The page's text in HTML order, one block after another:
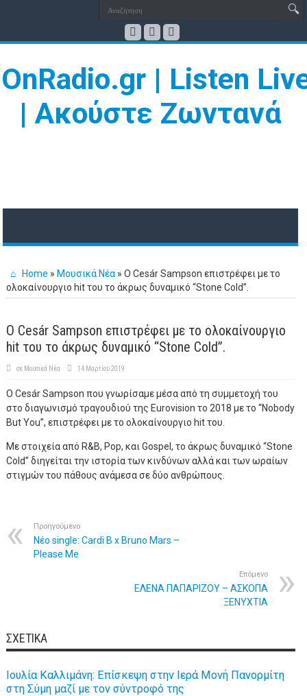
Home » Μουσικά Νέα » Ο Cesár Sampson επιστρέφει με το
ολοκαίνουργιο hit του το άκρως δυναμικό “Stone Cold”.
Ο Cesár Sampson επιστρέφει με το ολοκαίνουργιο
hit του το άκρως δυναμικό “Stone Cold”.
σε Μουσικά Νέα 14 Μαρτίου 2019
Ο Cesár Sampson που γνωρίσαμε μέσα από τη συμμετοχή του
στο διαγωνισμό τραγουδιού της Eurovision το 2018 με το “Nobody
But You”, επιστρέφει με το ολοκαίνουργιο hit του.
Με στοιχεία από R&B, Pop, και Gospel, το άκρως δυναμικό “Stone
Cold” διηγείται την ιστορία των κινδύνων αλλά και των ωραίων
στιγμών του πάθους ανάμεσα σε δύο ανθρώπους.
Προηγούμενο
Νέο single: Cardi B x Bruno Mars –
Please Me
Επόμενο
EΛΕΝΑ ΠΑΠΑΡΙΖΟΥ – ΑΣΚΟΠΑ
ΞΕΝΥΧΤΙΑ
ΣΧΕΤΙΚΆ
Ιουλία Καλλιμάνη: Επίσκεψη στην Ιερά Μονή Πανορμίτη
στη Σύμη μαζί με τον σύντροφό της